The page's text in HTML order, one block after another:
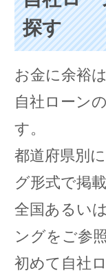
探す
お金に余裕
自社ローン
す。
都道府県別
グ形式で掲
全国あるい
ングをご参
初めて自社